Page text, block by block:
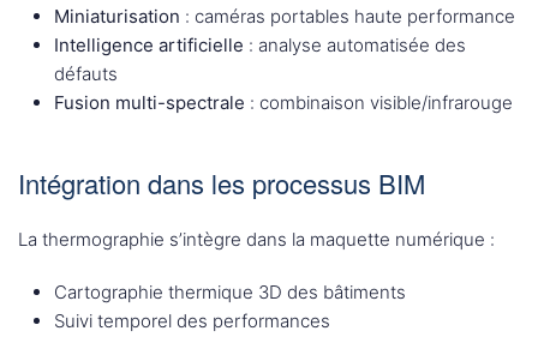
Miniaturisation : caméras portables haute performance
Intelligence artificielle : analyse automatisée des
défauts
Fusion multi-spectrale : combinaison visible/infrarouge
Intégration dans les processus BIM
La thermographie s’intègre dans la maquette numérique :
Cartographie thermique 3D des bâtiments
Suivi temporel des performances